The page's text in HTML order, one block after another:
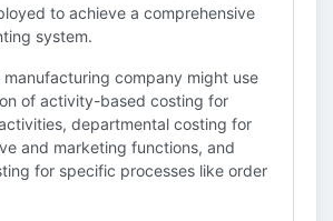
to achieve a comprehensive
system.
manufacturing company might use
of activity-based costing for
departmental costing for
and marketing functions, and
for specific processes like order